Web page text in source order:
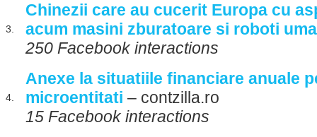
3.
Chinezii care au cucerit Europa cu
acum masini zburatoare si roboti
250 Facebook interactions
4.
Anexe la situatiile financiare anuale
microentitati – contzilla.ro
15 Facebook interactions